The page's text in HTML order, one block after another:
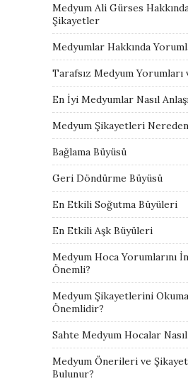
Medyum Ali Gürses
Şikayetler
Medyumlar Hakkında
Tarafsız Medyum
En İyi Medyumlar Nasıl
Medyum Şikayetleri
Bağlama Büyüsü
Geri Döndürme Büyüsü
En Etkili Soğutma Büyüleri
En Etkili Aşk Büyüleri
Medyum Hoca Yorumlarını
Önemli?
Medyum Şikayetlerini
Önemlidir?
Sahte Medyum Hocalar Nasıl
Medyum Önerileri ve
Bulunur?